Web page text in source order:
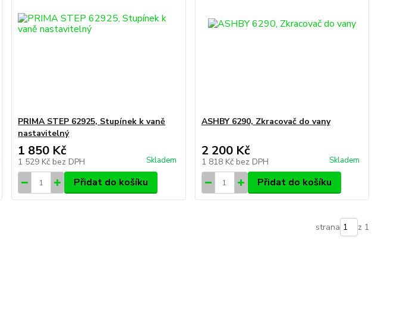
PRIMA STEP 62925, Stupínek k vaně
nastavitelný
1 850 Kč
1 529 Kč bez DPH Skladem
Přidat do košíku
ASHBY 6290, Zkracovač do vany
2 200 Kč
1 818 Kč bez DPH Skladem
Přidat do košíku
strana z 1